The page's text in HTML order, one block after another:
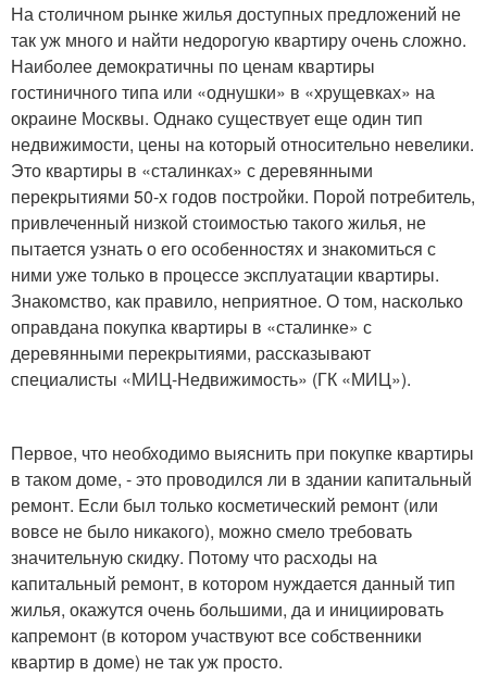
На столичном рынке жилья доступных предложений не
так уж много и найти недорогую квартиру очень сложно.
Наиболее демократичны по ценам квартиры
гостиничного типа или «однушки» в «хрущевках» на
окраине Москвы. Однако существует еще один тип
недвижимости, цены на который относительно невелики.
Это квартиры в «сталинках» с деревянными
перекрытиями 50-х годов постройки. Порой потребитель,
привлеченный низкой стоимостью такого жилья, не
пытается узнать о его особенностях и знакомиться с
ними уже только в процессе эксплуатации квартиры.
Знакомство, как правило, неприятное. О том, насколько
оправдана покупка квартиры в «сталинке» с
деревянными перекрытиями, рассказывают
специалисты «МИЦ-Недвижимость» (ГК «МИЦ»).
Первое, что необходимо выяснить при покупке квартиры
в таком доме, - это проводился ли в здании капитальный
ремонт. Если был только косметический ремонт (или
вовсе не было никакого), можно смело требовать
значительную скидку. Потому что расходы на
капитальный ремонт, в котором нуждается данный тип
жилья, окажутся очень большими, да и инициировать
капремонт (в котором участвуют все собственники
квартир в доме) не так уж просто.